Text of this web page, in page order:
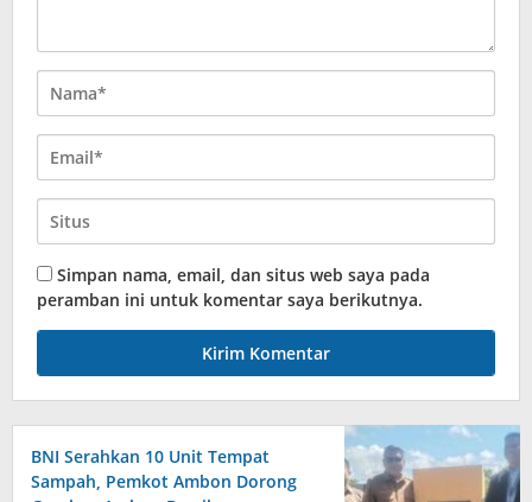
Simpan nama, email, dan situs web saya pada
peramban ini untuk komentar saya berikutnya.
BNI Serahkan 10 Unit Tempat
Sampah, Pemkot Ambon Dorong